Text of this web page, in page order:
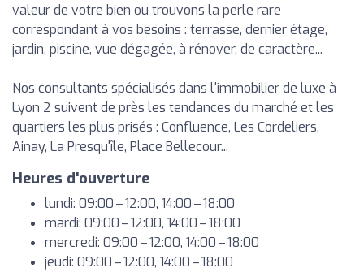
valeur de votre bien ou trouvons la perle rare
correspondant à vos besoins : terrasse, dernier étage,
jardin, piscine, vue dégagée, à rénover, de caractère...
Nos consultants spécialisés dans l'immobilier de luxe à
Lyon 2 suivent de près les tendances du marché et les
quartiers les plus prisés : Confluence, Les Cordeliers,
Ainay, La Presqu'île, Place Bellecour...
Heures d'ouverture
lundi: 09:00 – 12:00, 14:00 – 18:00
mardi: 09:00 – 12:00, 14:00 – 18:00
mercredi: 09:00 – 12:00, 14:00 – 18:00
jeudi: 09:00 – 12:00, 14:00 – 18:00